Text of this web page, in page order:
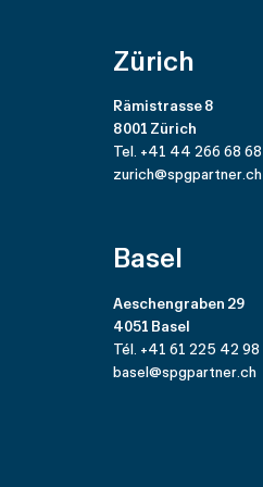
Zürich
Rämistrasse 8
8001 Zürich
Tel. +41 44 266 68 68
zurich@spgpartner.ch
Basel
Aeschengraben 29
4051 Basel
Tél. +41 61 225 42 98
basel@spgpartner.ch